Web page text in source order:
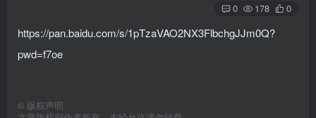
0 178 0
https://pan.baidu.com/s/1pTzaVAO2NX3FlbchgJJm0Q?
pwd=f7oe
© 版权声明